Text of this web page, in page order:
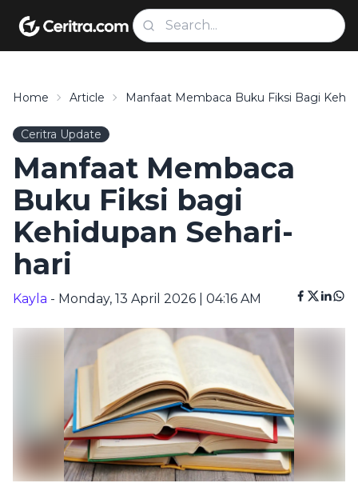
Home Article Manfaat Membaca Buku Fiksi Bagi
Ceritra Update
Manfaat Membaca
Buku Fiksi bagi
Kehidupan Sehari-
hari
Kayla - Monday, 13 April 2026 | 04:16 AM